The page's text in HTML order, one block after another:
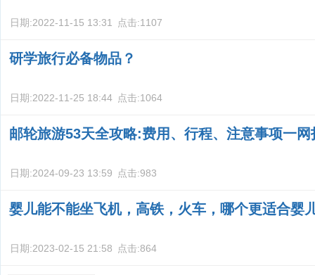
日期:2022-11-15 13:31 点击:1107
研学旅行必备物品？
日期:2022-11-25 18:44 点击:1064
邮轮旅游53天全攻略:费用、行程、注意事项一网
日期:2024-09-23 13:59 点击:983
婴儿能不能坐飞机，高铁，火车，哪个更适合婴
日期:2023-02-15 21:58 点击:864